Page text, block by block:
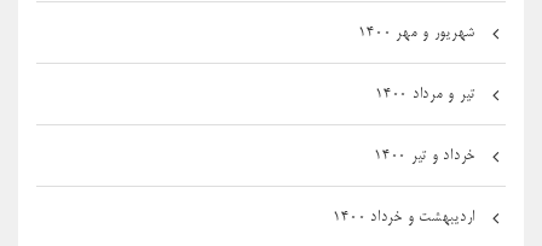
شهریور و مهر ۱۴۰۰
تیر و مرداد ۱۴۰۰
خرداد و تیر ۱۴۰۰
اردیبهشت و خرداد ۱۴۰۰